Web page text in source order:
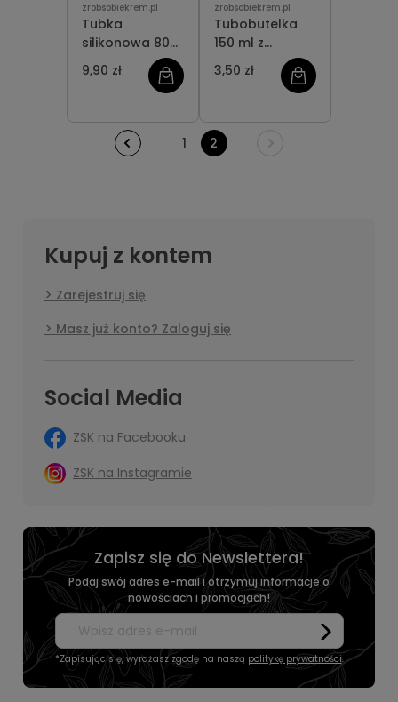
zrobsobiekrem.pl
Tubka
silikonowa 80
ml
9,90 zł
zrobsobiekrem.pl
Tubobutelka
150 ml z
zamknięciem
disc-top
3,50 zł
1 2
Kupuj z kontem
Zarejestruj się
Masz już konto? Zaloguj się
Social Media
ZSK na Facebooku
ZSK na Instagramie
Zapisz się do Newslettera!
Podaj swój adres e-mail i otrzymuj informacje o
nowościach i promocjach!
*Zapisując się, wyrażasz zgodę na naszą politykę prywatności.